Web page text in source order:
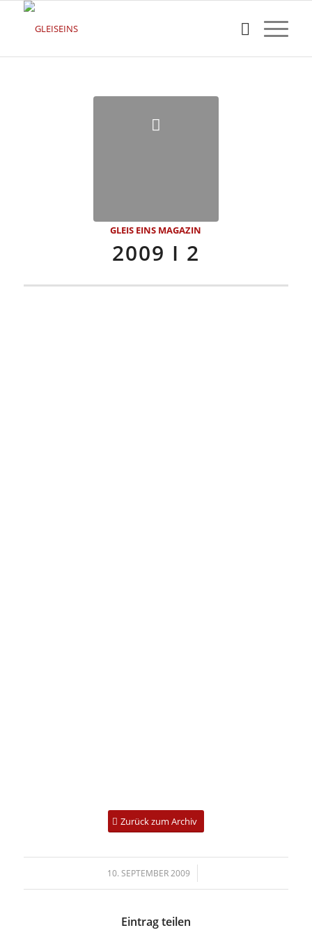
GLEIS EINS MAGAZIN
2009 I 2
Zurück zum Archiv
10. SEPTEMBER 2009
/
Eintrag teilen